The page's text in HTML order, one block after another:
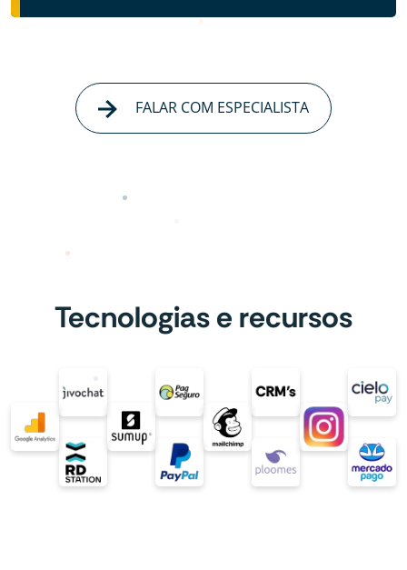
FALAR COM ESPECIALISTA
Tecnologias e recursos